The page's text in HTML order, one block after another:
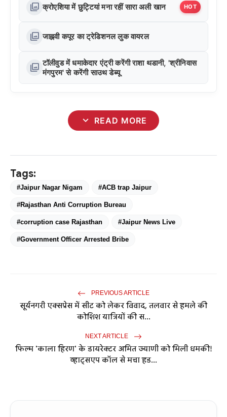
photo_library क्रोएशिया में छुट्टियां मना रहीं सारा अली खान HOT
photo_library जाह्नवी कपूर का ट्रेडिशनल लुक वायरल
photo_library टॉलीवुड में धमाकेदार एंट्री करेंगी राशा थडानी, 'श्रीनिवास
मंगपुरम' से करेंगी साउथ डेब्यू
expand_more READ MORE
Tags:
#Jaipur Nagar Nigam #ACB trap Jaipur
#Rajasthan Anti Corruption Bureau
#corruption case Rajasthan #Jaipur News Live
#Government Officer Arrested Bribe
PREVIOUS ARTICLE
सूर्यनगरी एक्सप्रेस में सीट को लेकर विवाद, तलवार से हमले की
कोशिश यात्रियों की स...
NEXT ARTICLE
फिल्म 'काला हिरण' के डायरेक्टर अमित ज्याणी को मिली धमकी!
व्हाट्सएप कॉल से मचा हड...